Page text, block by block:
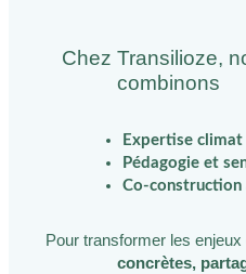
Chez Transilioze,
combinons
Expertise
Pédagogie et
Co-construction
Pour transformer les
concrètes,